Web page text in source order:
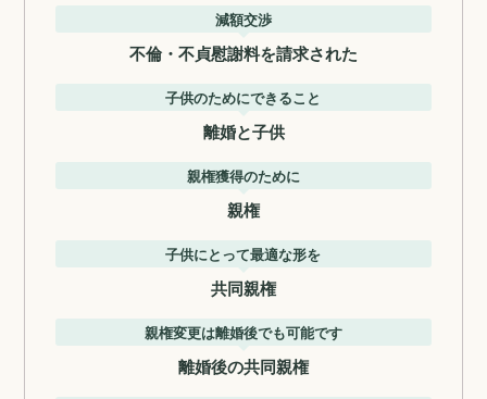
減額交渉
不倫・不貞慰謝料を請求された
子供のためにできること
離婚と子供
親権獲得のために
親権
子供にとって最適な形を
共同親権
親権変更は離婚後でも可能です
離婚後の共同親権